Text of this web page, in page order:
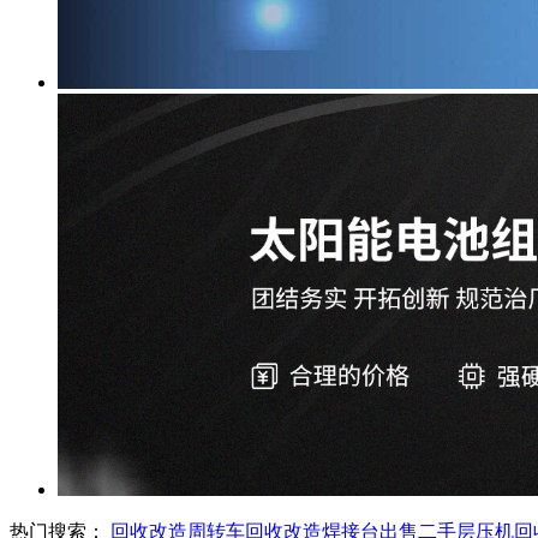
热门搜索： 回收改造周转车回收改造焊接台出售二手层压机